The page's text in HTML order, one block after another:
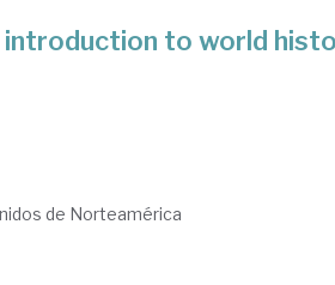
introduction to world
de Norteamérica